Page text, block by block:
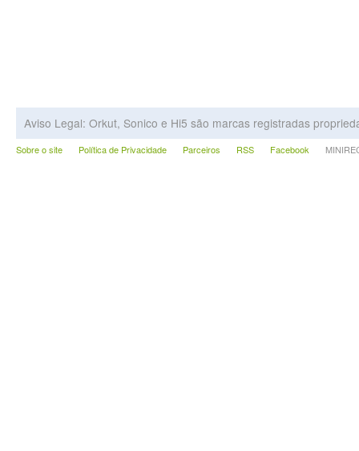
Aviso Legal: Orkut, Sonico e Hi5 são marcas registradas
Sobre o site Política de Privacidade Parceiros RSS Facebook